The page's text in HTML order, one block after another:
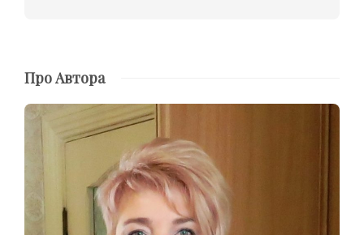
Про Автора